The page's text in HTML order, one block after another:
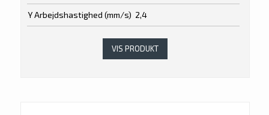
Y Arbejdshastighed (mm/s) 2,4
VIS PRODUKT